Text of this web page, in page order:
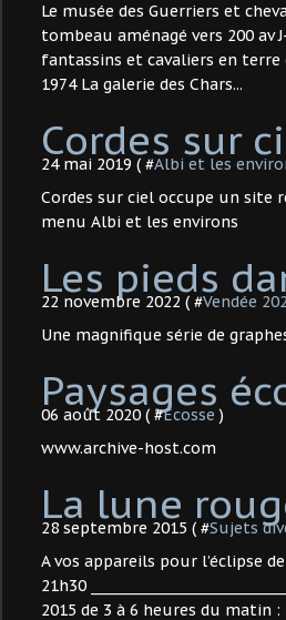
Le musée des Guerriers et
tombeau aménagé vers 200 av
fantassins et cavaliers en
1974 La galerie des Chars...
Cordes sur
24 mai 2019 ( #Albi et les
Cordes sur ciel occupe un site
menu Albi et les environs
Les pieds
22 novembre 2022 ( #Vendée
Une magnifique série de
Paysages
06 août 2020 ( #Ecosse )
www.archive-host.com
La lune
28 septembre 2015 ( #Sujets
A vos appareils pour l’éclipse
21h30
2015 de 3 à 6 heures du matin :